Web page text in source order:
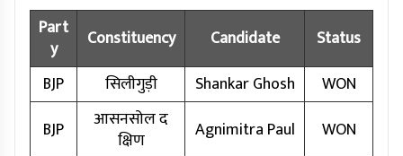
Part
y
Constituency Candidate
Status
BJP
सिलीगुड़ी Shankar Ghosh
WON
BJP
आसनसोल द
क्षिण
Agnimitra Paul
WON